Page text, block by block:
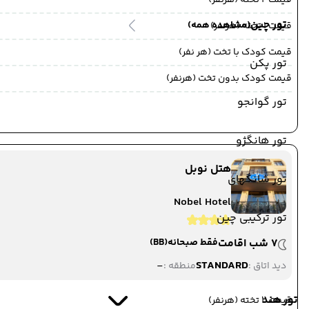
تور چین(مشاهده همه)
تور پکن
تور گوانجو
تور هانگژو
تور شانگهای
تور ترکیبی چین
تور هند
قیمت 1 تخته (هرنفر)
قیمت کودک با تخت (هر نفر)
قیمت کودک بدون تخت (هرنفر)
هتل نوبل
Nobel Hotel
7 شب اقامت
فقط صبحانه(BB)
دید اتاق :STANDARDمنطقه :-
قیمت 2 تخته (هرنفر)